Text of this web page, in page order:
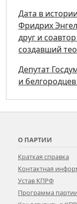
Дата в
Фридрих
друг и
создавший
Депутат
и
О ПАРТИИ
Краткая справка
Контактная
Устав КПРФ
Программа партии